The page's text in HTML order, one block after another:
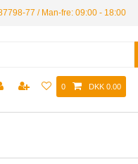
77 / Man-fre: 09:00 - 18:00
0 DKK 0.00